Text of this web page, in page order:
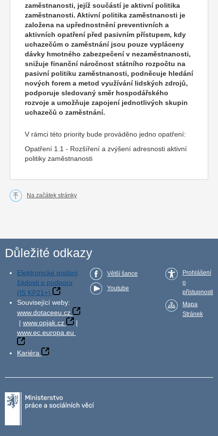
zaměstnanosti, jejíž součástí je aktivní politika
zaměstnanosti. Aktivní politika zaměstnanosti je
založena na upřednostnění preventivních a
aktivních opatření před pasivním přístupem, kdy
uchazečům o zaměstnání jsou pouze vypláceny
dávky hmotného zabezpečení v nezaměstnanosti,
snižuje finanční náročnost státního rozpočtu na
pasivní politiku zaměstnanosti, podněcuje hledání
nových forem a metod využívání lidských zdrojů,
podporuje sledovaný směr hospodářského
rozvoje a umožňuje zapojení jednotlivých skupin
uchazečů o zaměstnání.
V rámci této priority bude prováděno jedno opatření:
Opatření 1.1 - Rozšíření a zvýšení adresnosti aktivní
politiky zaměstnanosti
Na začátek stránky
Důležité odkazy
Elektronické podání
žádosti o podporu
(IS KP21+)
Související weby:
www.dotaceeu.cz
| www.opjak.cz
|
www.ec.europa.eu
Kariéra
Větší šance
Youtube
Prohlášení
o
přístupnosti
Mapa
Stránek